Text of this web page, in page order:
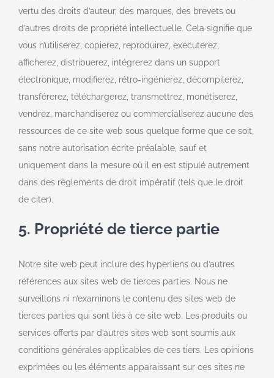
vertu des droits d’auteur, des marques, des brevets ou
d’autres droits de propriété intellectuelle. Cela signifie que
vous n’utiliserez, copierez, reproduirez, exécuterez,
afficherez, distribuerez, intégrerez dans un support
électronique, modifierez, rétro-ingénierez, décompilerez,
transférerez, téléchargerez, transmettrez, monétiserez,
vendrez, marchandiserez ou commercialiserez aucune des
ressources de ce site web sous quelque forme que ce soit,
sans notre autorisation écrite préalable, sauf et
uniquement dans la mesure où il en est stipulé autrement
dans des règlements de droit impératif (tels que le droit
de citer).
5. Propriété de tierce partie
Notre site web peut inclure des hyperliens ou d’autres
références aux sites web de tierces parties. Nous ne
surveillons ni n’examinons le contenu des sites web de
tierces parties qui sont liés à ce site web. Les produits ou
services offerts par d’autres sites web sont soumis aux
conditions générales applicables de ces tiers. Les opinions
exprimées ou les éléments apparaissant sur ces sites ne